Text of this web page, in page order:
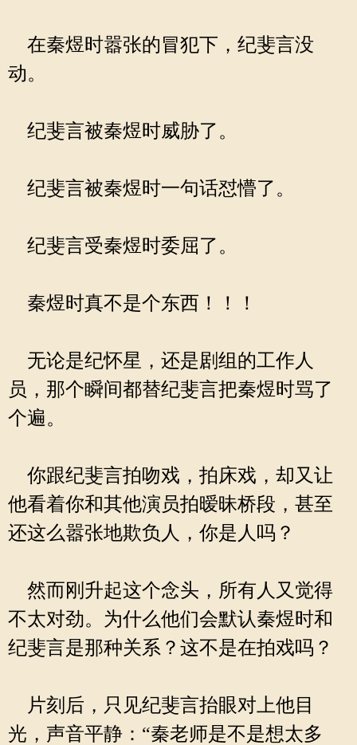
在秦煜时嚣张的冒犯下，纪斐言没
动。
纪斐言被秦煜时威胁了。
纪斐言被秦煜时一句话怼懵了。
纪斐言受秦煜时委屈了。
秦煜时真不是个东西！！！
无论是纪怀星，还是剧组的工作人
员，那个瞬间都替纪斐言把秦煜时骂了
个遍。
你跟纪斐言拍吻戏，拍床戏，却又让
他看着你和其他演员拍暧昧桥段，甚至
还这么嚣张地欺负人，你是人吗？
然而刚升起这个念头，所有人又觉得
不太对劲。为什么他们会默认秦煜时和
纪斐言是那种关系？这不是在拍戏吗？
片刻后，只见纪斐言抬眼对上他目
光，声音平静：“秦老师是不是想太多